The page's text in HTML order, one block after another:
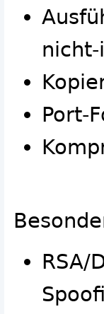
Port-
RSA/